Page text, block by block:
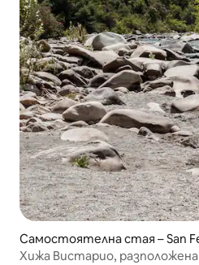
Самостоятелна стая – San
Хижа Вистарио,